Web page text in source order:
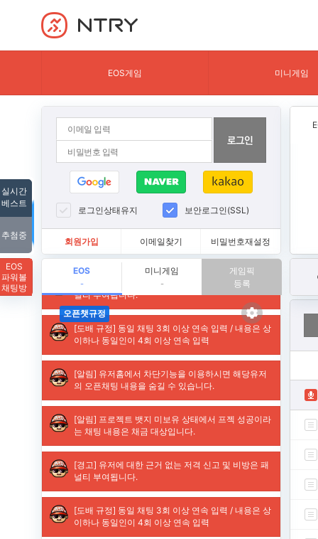
NTRY
EOS게임 미니게임
로그인상태유지 보안로그인(SSL)
회원가입 이메일찾기 비밀번호재설정
EOS
-
미니게임
-
게임픽
등록
실시간
베스트
추첨중
EOS
파워볼
채팅방